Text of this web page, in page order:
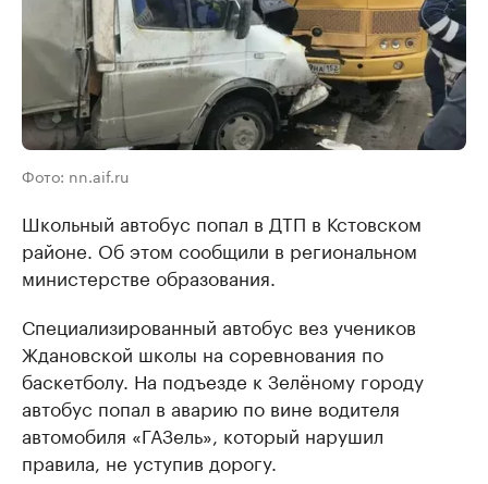
Фото: nn.aif.ru
Школьный автобус попал в ДТП в Кстовском
районе. Об этом сообщили в региональном
министерстве образования.
Специализированный автобус вез учеников
Ждановской школы на соревнования по
баскетболу. На подъезде к Зелёному городу
автобус попал в аварию по вине водителя
автомобиля «ГАЗель», который нарушил
правила, не уступив дорогу.